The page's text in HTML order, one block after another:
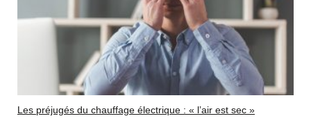
Les préjugés du chauffage électrique : « l’air est sec »